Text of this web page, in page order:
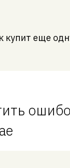
купит еще